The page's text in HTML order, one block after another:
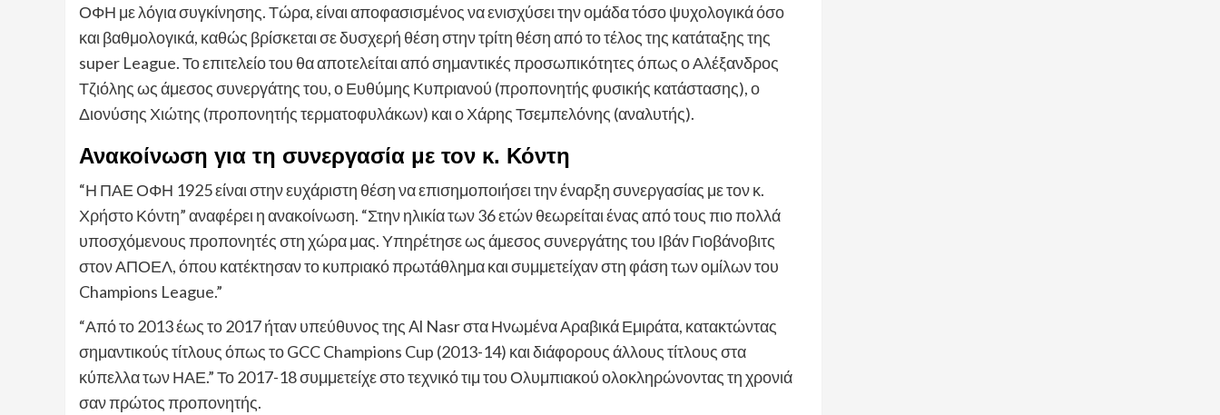
ΟΦΗ με λόγια συγκίνησης. Τώρα, είναι αποφασισμένος να ενισχύσει την ομάδα τόσο ψυχολογικά όσο
και βαθμολογικά, καθώς βρίσκεται σε δυσχερή θέση στην τρίτη θέση από το τέλος της κατάταξης της
super League. Το επιτελείο του θα αποτελείται από σημαντικές προσωπικότητες όπως ο Αλέξανδρος
Τζιόλης ως άμεσος συνεργάτης του, ο Ευθύμης Κυπριανού (προπονητής φυσικής κατάστασης), ο
Διονύσης Χιώτης (προπονητής τερματοφυλάκων) και ο Χάρης Τσεμπελόνης (αναλυτής).
Ανακοίνωση για τη συνεργασία με τον κ. Κόντη
“Η ΠΑΕ ΟΦΗ 1925 είναι στην ευχάριστη θέση να επισημοποιήσει την έναρξη συνεργασίας με τον κ.
Χρήστο Κόντη” αναφέρει η ανακοίνωση. “Στην ηλικία των 36 ετών θεωρείται ένας από τους πιο πολλά
υποσχόμενους προπονητές στη χώρα μας. Υπηρέτησε ως άμεσος συνεργάτης του Ιβάν Γιοβάνοβιτς
στον ΑΠΟΕΛ, όπου κατέκτησαν το κυπριακό πρωτάθλημα και συμμετείχαν στη φάση των ομίλων του
Champions League.”
“Από το 2013 έως το 2017 ήταν υπεύθυνος της Al Nasr στα Ηνωμένα Αραβικά Εμιράτα, κατακτώντας
σημαντικούς τίτλους όπως το GCC Champions Cup (2013-14) και διάφορους άλλους τίτλους στα
κύπελλα των ΗΑΕ.” Το 2017-18 συμμετείχε στο τεχνικό τιμ του Ολυμπιακού ολοκληρώνοντας τη χρονιά
σαν πρώτος προπονητής.